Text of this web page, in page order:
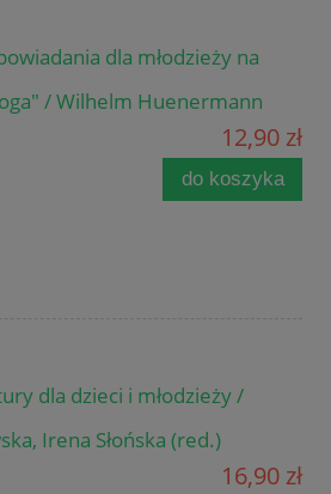
dla młodzieży na
/ Wilhelm Huenermann
12,90 zł
do koszyka
dla dzieci i młodzieży /
Irena Słońska (red.)
16,90 zł